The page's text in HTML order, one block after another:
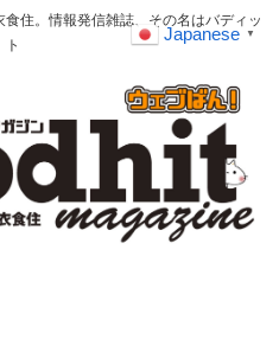
住。情報発信雑誌、その名はバディッ
ト
Japanese ▼